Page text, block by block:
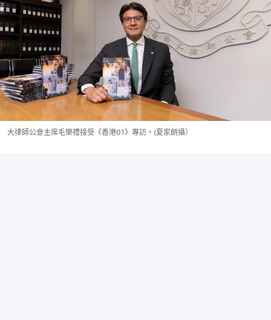
大律師公會主席毛樂禮接受《香港01》專訪。(夏家朗攝）